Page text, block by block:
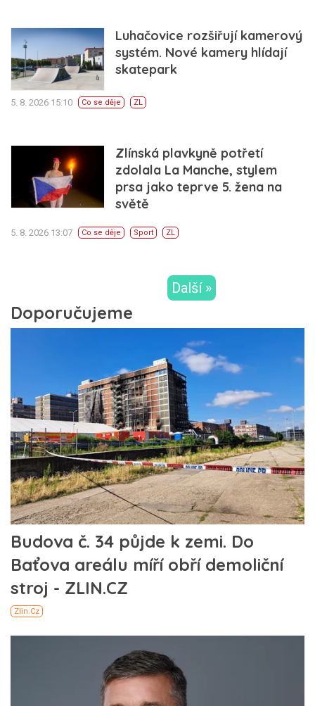
Luhačovice rozšiřují kamerový
systém. Nové kamery hlídají
skatepark
5. 8. 2026 15:10 Co se děje ZL
Zlínská plavkyně potřetí
zdolala La Manche, stylem
prsa jako teprve 5. žena na
světě
5. 8. 2026 13:07 Co se děje Sport ZL
Další »